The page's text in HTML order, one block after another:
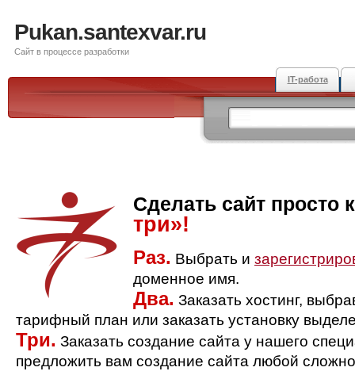
Pukan.santexvar.ru
Сайт в процессе разработки
IT-работа
Сделать сайт просто
три»!
Раз. Выбрать и
доменное имя.
Два. Заказать хостинг,
тарифный план или заказать установку
Три. Заказать создание сайта у нашего
предложить вам создание сайта любой